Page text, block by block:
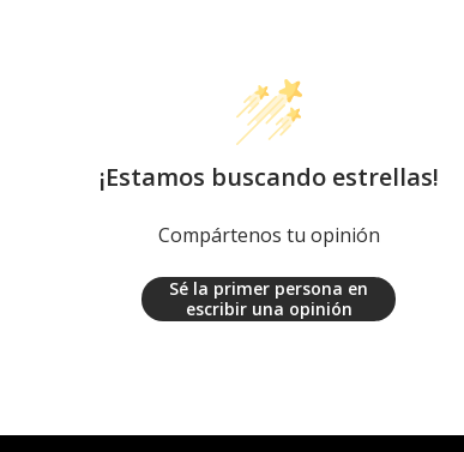
¡Estamos buscando estrellas!
Compártenos tu opinión
Sé la primer persona en
escribir una opinión